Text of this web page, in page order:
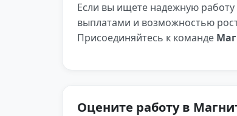
Если вы ищете надежную
выплатами и возможностью
Присоединяйтесь к команде
Оцените работу в